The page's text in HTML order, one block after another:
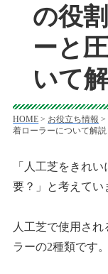
の役
ーと
いて
HOME > お役立ち情報 >
着ローラーについて解説
「人工芝をきれ
要？」と考えてい
人工芝で使用さ
ラーの2種類です。